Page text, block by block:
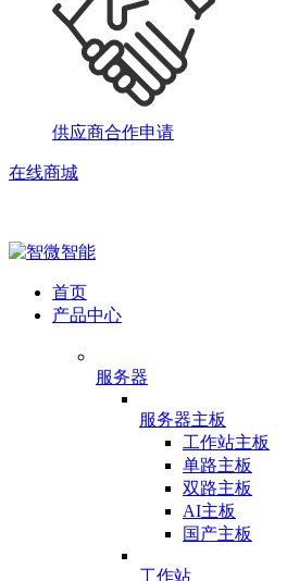
供应商合作申请
在线商城
首页
产品中心
服务器
服务器主板
工作站主板
单路主板
双路主板
AI主板
国产主板
工作站